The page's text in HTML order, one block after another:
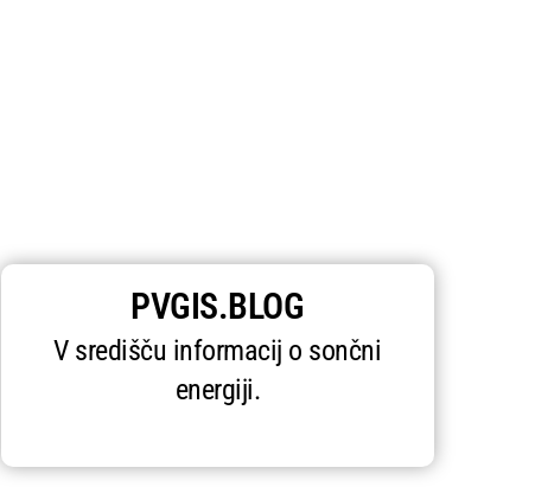
PVGIS.BLOG
V središču informacij o sončni
energiji.